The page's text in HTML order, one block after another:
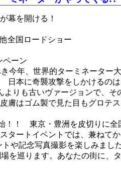
幕を開ける！
全国ロードショー
ペーン
今年、世界的ターミネーター
本に奇襲攻撃をしかけるの
りも古いヴァージョンで、そ
膚はゴム製で見た目もグロテ
！！ 東京・豊洲を皮切りに全
タートイベントでは、兼ねて
や記念写真撮影を楽しみまし
を巡ります。あなたの街に、